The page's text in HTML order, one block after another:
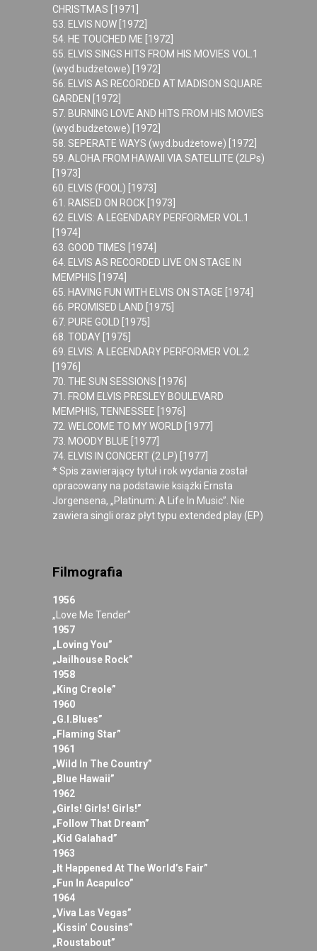
CHRISTMAS [1971]
53. ELVIS NOW [1972]
54. HE TOUCHED ME [1972]
55. ELVIS SINGS HITS FROM HIS MOVIES VOL.1
(wyd.budżetowe) [1972]
56. ELVIS AS RECORDED AT MADISON SQUARE
GARDEN [1972]
57. BURNING LOVE AND HITS FROM HIS MOVIES
(wyd.budżetowe) [1972]
58. SEPERATE WAYS (wyd.budżetowe) [1972]
59. ALOHA FROM HAWAII VIA SATELLITE (2LPs)
[1973]
60. ELVIS (FOOL) [1973]
61. RAISED ON ROCK [1973]
62. ELVIS: A LEGENDARY PERFORMER VOL.1
[1974]
63. GOOD TIMES [1974]
64. ELVIS AS RECORDED LIVE ON STAGE IN
MEMPHIS [1974]
65. HAVING FUN WITH ELVIS ON STAGE [1974]
66. PROMISED LAND [1975]
67. PURE GOLD [1975]
68. TODAY [1975]
69. ELVIS: A LEGENDARY PERFORMER VOL.2
[1976]
70. THE SUN SESSIONS [1976]
71. FROM ELVIS PRESLEY BOULEVARD
MEMPHIS, TENNESSEE [1976]
72. WELCOME TO MY WORLD [1977]
73. MOODY BLUE [1977]
74. ELVIS IN CONCERT (2 LP) [1977]
* Spis zawierający tytuł i rok wydania został
opracowany na podstawie książki Ernsta
Jorgensena, „Platinum: A Life In Music”. Nie
zawiera singli oraz płyt typu extended play (EP)
Filmografia
1956
„Love Me Tender”
1957
„Loving You”
„Jailhouse Rock”
1958
„King Creole”
1960
„G.I.Blues”
„Flaming Star”
1961
„Wild In The Country”
„Blue Hawaii”
1962
„Girls! Girls! Girls!”
„Follow That Dream”
„Kid Galahad”
1963
„It Happened At The World’s Fair”
„Fun In Acapulco”
1964
„Viva Las Vegas”
„Kissin’ Cousins”
„Roustabout”